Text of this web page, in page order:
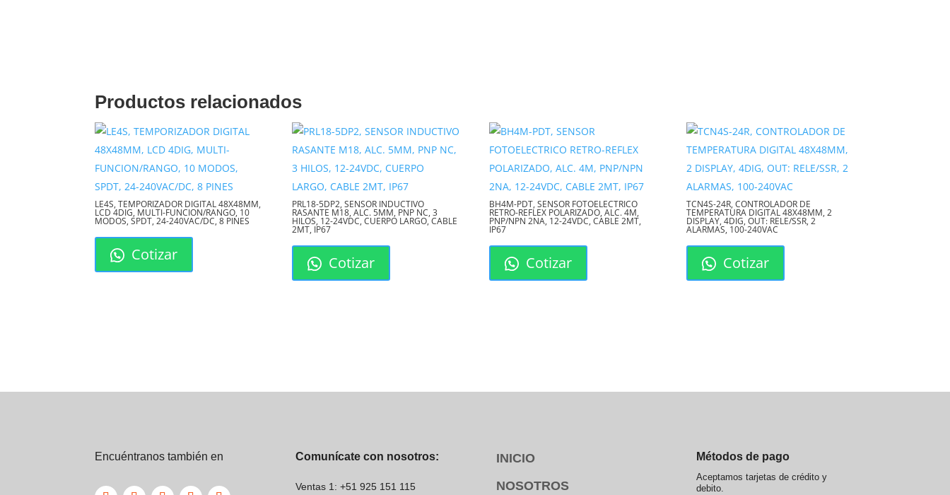
Productos relacionados
LE4S, TEMPORIZADOR DIGITAL 48X48MM,
LCD 4DIG, MULTI-FUNCION/RANGO, 10
MODOS, SPDT, 24-240VAC/DC, 8 PINES
Cotizar
PRL18-5DP2, SENSOR INDUCTIVO
RASANTE M18, ALC. 5MM, PNP NC, 3
HILOS, 12-24VDC, CUERPO LARGO, CABLE
2MT, IP67
Cotizar
BH4M-PDT, SENSOR FOTOELECTRICO
RETRO-REFLEX POLARIZADO, ALC. 4M,
PNP/NPN 2NA, 12-24VDC, CABLE 2MT,
IP67
Cotizar
TCN4S-24R, CONTROLADOR DE
TEMPERATURA DIGITAL 48X48MM, 2
DISPLAY, 4DIG, OUT: RELE/SSR, 2
ALARMAS, 100-240VAC
Cotizar
Encuéntranos también en Comunícate con nosotros:
Ventas 1: +51 925 151 115
INICIO
NOSOTROS
Métodos de pago
Aceptamos tarjetas de crédito y
debito.